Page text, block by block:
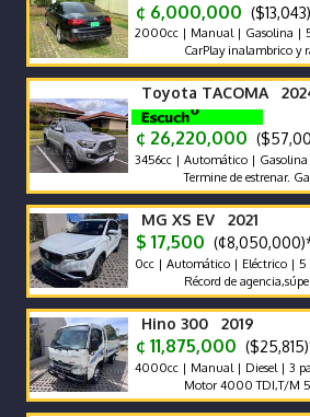
¢ 6,000,000
2000cc | Manual | Gasolina |
CarPlay inalambrico y radio
Toyota TACOMA
¢ 26,220,000
3456cc | Automático | Gasolina
Termine de estrenar.
MG XS EV 2021
$ 17,500
0cc | Automático | Eléctrico | 5
Récord de agencia,súper
Hino 300 2019
¢ 11,875,000
4000cc | Manual | Diesel | 3
Motor 4000 TDI,T/M 5